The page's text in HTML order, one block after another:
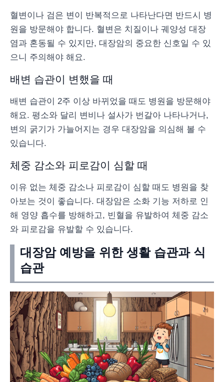
혈변이나 검은 변이 반복적으로 나타난다면 반드시 병
원을 방문해야 합니다. 혈변은 치질이나 궤양성 대장
염과 혼동될 수 있지만, 대장암의 중요한 신호일 수 있
으니 주의해야 해요.
배변 습관이 변했을 때
배변 습관이 2주 이상 바뀌었을 때도 병원을 방문해야
해요. 평소와 달리 변비나 설사가 번갈아 나타나거나,
변의 굵기가 가늘어지는 경우 대장암을 의심해 볼 수
있습니다.
체중 감소와 피로감이 심할 때
이유 없는 체중 감소나 피로감이 심할 때도 병원을 찾
아보는 것이 좋습니다. 대장암은 소화 기능 저하로 인
해 영양 흡수를 방해하고, 빈혈을 유발하여 체중 감소
와 피로감을 유발할 수 있습니다.
대장암 예방을 위한 생활 습관과 식
습관